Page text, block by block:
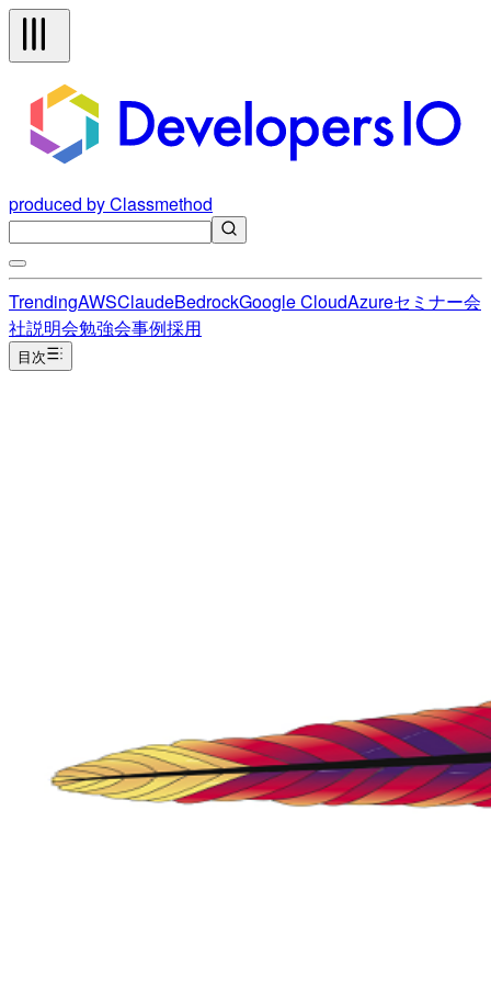
produced by Classmethod
TrendingAWSClaudeBedrockGoogle CloudAzureセミナー会
社説明会勉強会事例採用
目次